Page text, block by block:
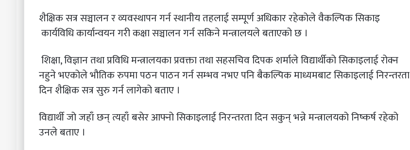
शैक्षिक सत्र सञ्चालन र व्यवस्थापन गर्न स्थानीय तहलाई सम्पूर्ण अधिकार रहेकोले वैकल्पिक सिकाइ
कार्यविधि कार्यान्वयन गरी कक्षा सञ्चालन गर्न सकिने मन्त्रालयले बताएको छ ।
शिक्षा, विज्ञान तथा प्रविधि मन्त्रालयका प्रवक्ता तथा सहसचिव दिपक शर्माले विद्यार्थीको सिकाइलाई रोक्न
नहुने भएकोले भौतिक रुपमा पठन पाठन गर्न सम्भव नभए पनि बैकल्पिक माध्यमबाट सिकाइलाई निरन्तरता
दिन शैक्षिक सत्र सुरु गर्न लागेको बताए ।
विद्यार्थी जो जहाँ छन् त्यहाँ बसेर आफ्नो सिकाइलाई निरन्तरता दिन सकुन् भन्ने मन्त्रालयको निष्कर्ष रहेको
उनले बताए ।